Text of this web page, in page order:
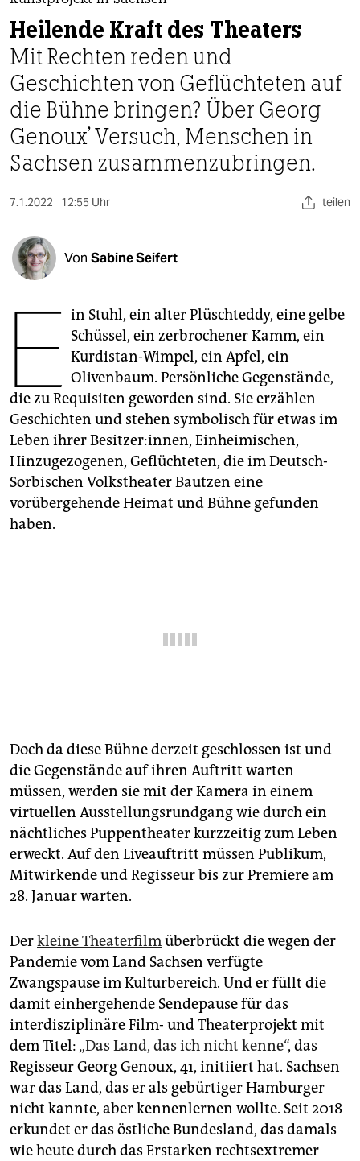
nord
wahrheit
verlag
verlag
veranstaltungen
shop
fragen & hilfe
unterstützen
genossenschaft
epaper login
Heilende Kraft des Theaters
Mit Rechten reden und
Geschichten von Geflüchteten auf
die Bühne bringen? Über Georg
Genoux' Versuch, Menschen in
Sachsen zusammenzubringen.
7.1.2022 12:55 Uhr teilen
Von Sabine Seifert
E in Stuhl, ein alter Plüschteddy, eine gelbe
Schüssel, ein zerbrochener Kamm, ein
Kurdistan-Wimpel, ein Apfel, ein
Olivenbaum. Persönliche Gegenstände,
die zu Requisiten geworden sind. Sie erzählen
Geschichten und stehen symbolisch für etwas im
Leben ihrer Besitzer:innen, Einheimischen,
Hinzugezogenen, Geflüchteten, die im Deutsch-
Sorbischen Volkstheater Bautzen eine
vorübergehende Heimat und Bühne gefunden
haben.
Doch da diese Bühne derzeit geschlossen ist und
die Gegenstände auf ihren Auftritt warten
müssen, werden sie mit der Kamera in einem
virtuellen Ausstellungsrundgang wie durch ein
nächtliches Puppentheater kurzzeitig zum Leben
erweckt. Auf den Liveauftritt müssen Publikum,
Mitwirkende und Regisseur bis zur Premiere am
28. Januar warten.
Derkleine Theaterfilmüberbrückt die wegen der
Pandemie vom Land Sachsen verfügte
Zwangspause im Kulturbereich. Und er füllt die
damit einhergehende Sendepause für das
interdisziplinäre Film- und Theaterprojekt mit
dem Titel: „Das Land, das ich nicht kenne“, das
Regisseur Georg Genoux, 41, initiiert hat. Sachsen
war das Land, das er als gebürtiger Hamburger
nicht kannte, aber kennenlernen wollte. Seit 2018
erkundet er das östliche Bundesland, das damals
wie heute durch das Erstarken rechtsextremer